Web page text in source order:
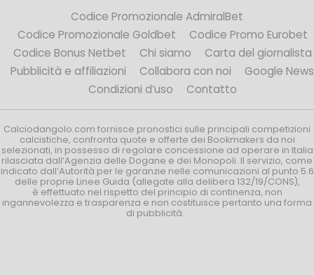
Codice Promozionale AdmiralBet
Codice Promozionale Goldbet
Codice Promo Eurobet
Codice Bonus Netbet
Chi siamo
Carta del giornalista
Pubblicità e affiliazioni
Collabora con noi
Google News
Condizioni d’uso
Contatto
Calciodangolo.com fornisce pronostici sulle principali competizioni
calcistiche, confronta quote e offerte dei Bookmakers da noi
selezionati, in possesso di regolare concessione ad operare in Italia
rilasciata dall’Agenzia delle Dogane e dei Monopoli. Il servizio, come
indicato dall’Autorità per le garanzie nelle comunicazioni al punto 5.6
delle proprie Linee Guida (allegate alla delibera 132/19/CONS),
è effettuato nel rispetto del principio di continenza, non
ingannevolezza e trasparenza e non costituisce pertanto una forma
di pubblicità.